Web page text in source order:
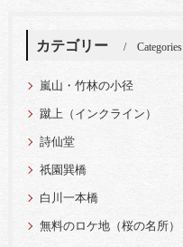
カテゴリー Categories
嵐山・竹林の小径
蹴上（インクライン）
詩仙堂
祇園巽橋
白川一本橋
無料のロケ地（桜の名所）